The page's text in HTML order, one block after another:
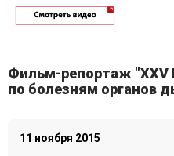
Фильм-репортаж "XXV
по болезням органов
11 ноября 2015